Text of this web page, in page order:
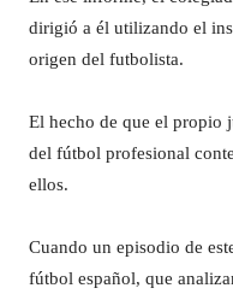
dirigió a él utilizando el
origen del futbolista.
El hecho de que el propio
del fútbol profesional
ellos.
Cuando un episodio de
fútbol español, que